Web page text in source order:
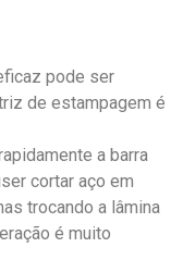
pode ser
de estampagem é
a barra
cortar aço em
trocando a lâmina
é muito